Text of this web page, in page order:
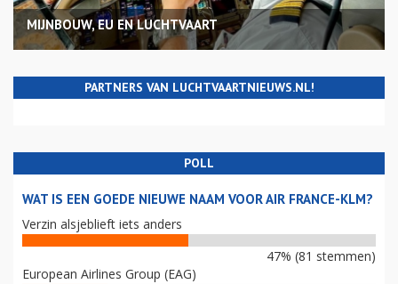
MIJNBOUW, EU EN LUCHTVAART
PARTNERS VAN LUCHTVAARTNIEUWS.NL!
POLL
WAT IS EEN GOEDE NIEUWE NAAM VOOR AIR FRANCE-KLM?
Verzin alsjeblieft iets anders
47% (81 stemmen)
European Airlines Group (EAG)